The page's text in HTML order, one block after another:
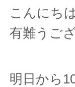
こんにち
有難うご
明日から